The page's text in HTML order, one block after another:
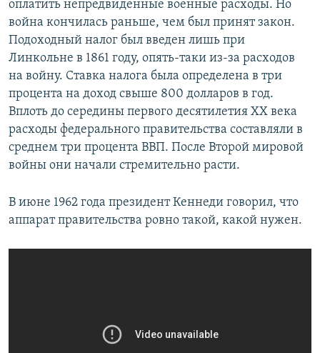
оплатить непредвиденные военные расходы. Но
война кончилась раньше, чем был принят закон.
Подоходный налог был введен лишь при
Линкольне в 1861 году, опять-таки из-за расходов
на войну. Ставка налога была определена в три
процента на доход свыше 800 долларов в год.
Вплоть до середины первого десятилетия XX века
расходы федерального правительства составляли в
среднем три процента ВВП. После Второй мировой
войны они начали стремительно расти.
В июне 1962 года президент Кеннеди говорил, что
аппарат правительства ровно такой, какой нужен.